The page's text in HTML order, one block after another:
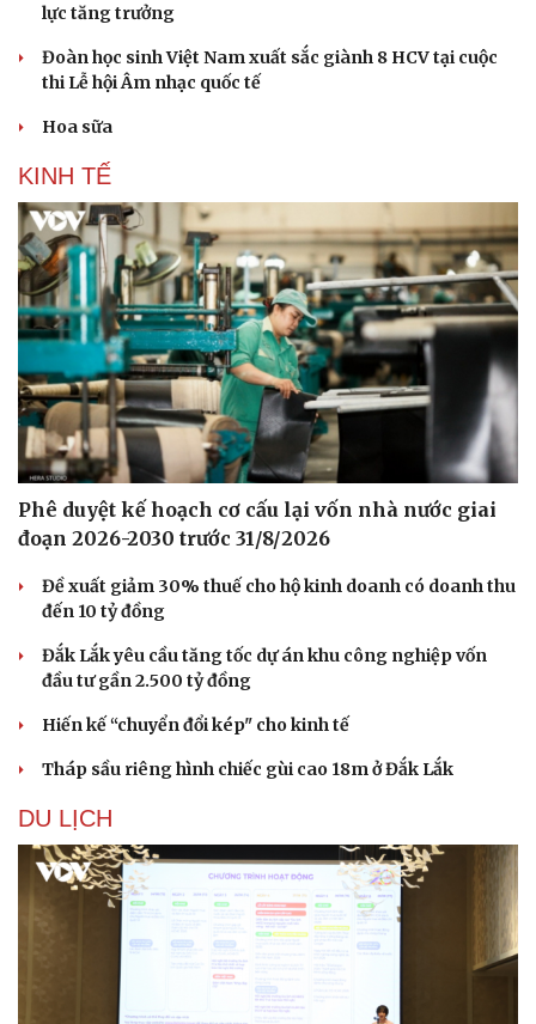
Sức khỏe
Dinh dưỡng - món ngon
Cây thuốc
Sản phụ khoa
Nhi khoa
Nam khoa
Làm đẹp - giảm cân
Phòng mạch online
Ăn sạch sống khỏe
Đời sống
Nhà đẹp
Blog
Tình yêu - Gia đình
lực tăng trưởng
Đoàn học sinh Việt Nam xuất sắc giành 8 HCV tại cuộc
thi Lễ hội Âm nhạc quốc tế
Hoa sữa
KINH TẾ
Phê duyệt kế hoạch cơ cấu lại vốn nhà nước giai
đoạn 2026-2030 trước 31/8/2026
Đề xuất giảm 30% thuế cho hộ kinh doanh có doanh thu
đến 10 tỷ đồng
Đắk Lắk yêu cầu tăng tốc dự án khu công nghiệp vốn
đầu tư gần 2.500 tỷ đồng
Hiến kế “chuyển đổi kép" cho kinh tế
Tháp sầu riêng hình chiếc gùi cao 18m ở Đắk Lắk
DU LỊCH